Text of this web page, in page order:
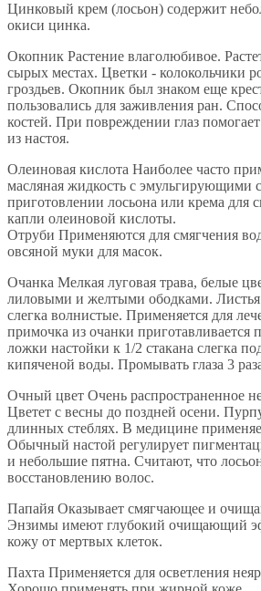
Цинковый крем (лосьон) содержит
окиси цинка.
Окопник Растение влаголюбивое.
сырых местах. Цветки - колокольчики
гроздьев. Окопник был знаком еще
пользовались для заживления ран.
костей. При повреждении глаз
из настоя.
Олеиновая кислота Наиболее часто
масляная жидкость с эмульгирующими
приготовлении лосьона или крема для
капли олеиновой кислоты.
Отруби Применяются для смягчения
овсяной муки для масок.
Очанка Мелкая луговая трава, белые
лиловыми и желтыми ободками.
слегка волнистые. Применяется для
примочка из очанки приготавливается
ложки настойки к 1/2 стакана слегка
кипяченой воды. Промывать глаза 3
Очный цвет Очень распространенное
Цветет с весны до поздней осени.
длинных стеблях. В медицине
Обычный настой регулирует
и небольшие пятна. Считают, что
восстановлению волос.
Папайя Оказывает смягчающее и
Энзимы имеют глубокий очищающий
кожу от мертвых клеток.
Пахта Применяется для осветления